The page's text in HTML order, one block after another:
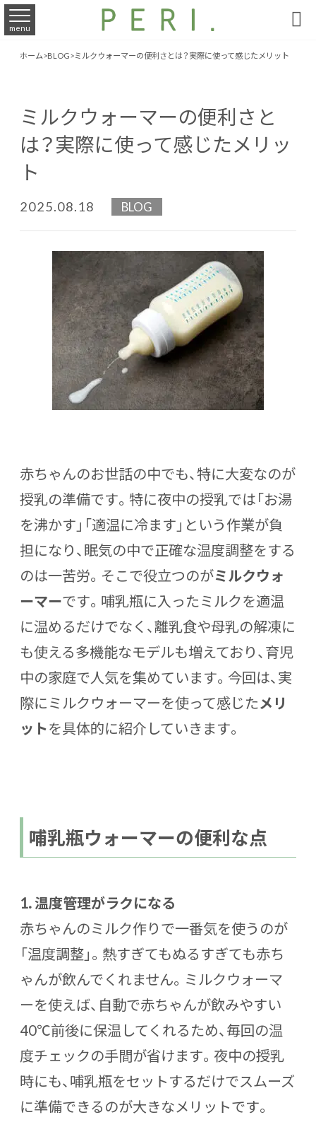
menu 
ホーム>BLOG>​ミルクウォーマーの便利さとは？実際に使って感じたメリット
​ミルクウォーマーの便利さと
は？実際に使って感じたメリッ
ト
2025.08.18 BLOG
赤ちゃんのお世話の中でも、特に大変なのが
授乳の準備です。特に夜中の授乳では「お湯
を沸かす」「適温に冷ます」という作業が負
担になり、眠気の中で正確な温度調整をする
のは一苦労。そこで役立つのがミルクウォ
ーマーです。哺乳瓶に入ったミルクを適温
に温めるだけでなく、離乳食や母乳の解凍に
も使える多機能なモデルも増えており、育児
中の家庭で人気を集めています。今回は、実
際にミルクウォーマーを使って感じたメリ
ットを具体的に紹介していきます。
哺乳瓶ウォーマーの便利な点
1. 温度管理がラクになる
赤ちゃんのミルク作りで一番気を使うのが
「温度調整」。熱すぎてもぬるすぎても赤ち
ゃんが飲んでくれません。ミルクウォーマ
ーを使えば、自動で赤ちゃんが飲みやすい
40℃前後に保温してくれるため、毎回の温
度チェックの手間が省けます。夜中の授乳
時にも、哺乳瓶をセットするだけでスムーズ
に準備できるのが大きなメリットです。